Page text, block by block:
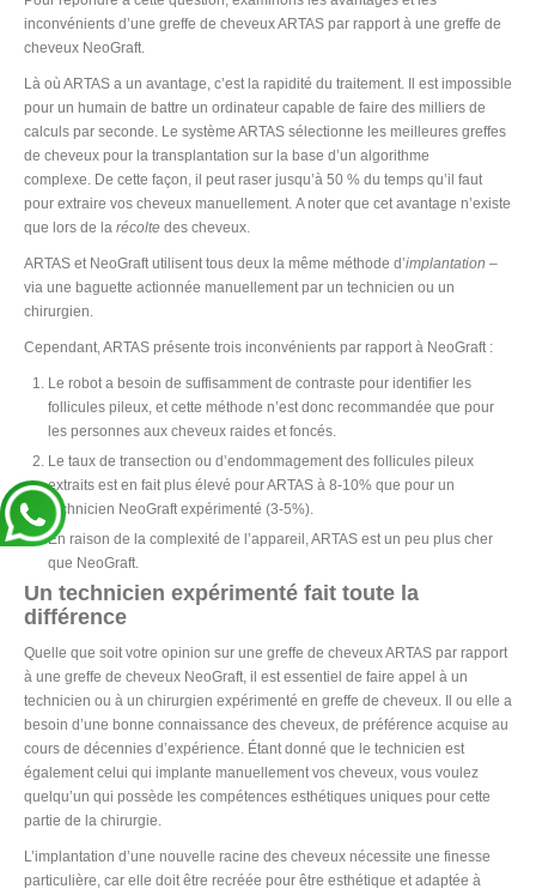
inconvénients d’une greffe de cheveux ARTAS par rapport à une greffe de
cheveux NeoGraft.
Là où ARTAS a un avantage, c’est la rapidité du traitement. Il est impossible
pour un humain de battre un ordinateur capable de faire des milliers de
calculs par seconde. Le système ARTAS sélectionne les meilleures greffes
de cheveux pour la transplantation sur la base d’un algorithme
complexe. De cette façon, il peut raser jusqu’à 50 % du temps qu’il faut
pour extraire vos cheveux manuellement. A noter que cet avantage n’existe
que lors de la récolte des cheveux.
ARTAS et NeoGraft utilisent tous deux la même méthode d’implantation –
via une baguette actionnée manuellement par un technicien ou un
chirurgien.
Cependant, ARTAS présente trois inconvénients par rapport à NeoGraft :
Le robot a besoin de suffisamment de contraste pour identifier les
follicules pileux, et cette méthode n’est donc recommandée que pour
les personnes aux cheveux raides et foncés.
Le taux de transection ou d’endommagement des follicules pileux
extraits est en fait plus élevé pour ARTAS à 8-10% que pour un
technicien NeoGraft expérimenté (3-5%).
En raison de la complexité de l’appareil, ARTAS est un peu plus cher
que NeoGraft.
Un technicien expérimenté fait toute la
différence
Quelle que soit votre opinion sur une greffe de cheveux ARTAS par rapport
à une greffe de cheveux NeoGraft, il est essentiel de faire appel à un
technicien ou à un chirurgien expérimenté en greffe de cheveux. Il ou elle a
besoin d’une bonne connaissance des cheveux, de préférence acquise au
cours de décennies d’expérience. Étant donné que le technicien est
également celui qui implante manuellement vos cheveux, vous voulez
quelqu’un qui possède les compétences esthétiques uniques pour cette
partie de la chirurgie.
L’implantation d’une nouvelle racine des cheveux nécessite une finesse
particulière, car elle doit être recréée pour être esthétique et adaptée à